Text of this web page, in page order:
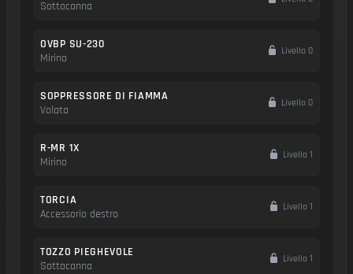
Sottocanna
OVBP SU-230
Mirino
Livello 0
SOPPRESSORE DI FIAMMA
Volata
Livello 0
R-MR 1X
Mirino
Livello 1
TORCIA
Accessorio destro
Livello 1
TOZZO PIEGHEVOLE
Sottocanna
Livello 1